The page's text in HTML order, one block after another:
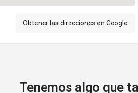
Obtener las direcciones en Google
Tenemos algo que